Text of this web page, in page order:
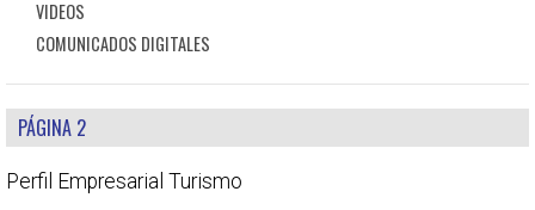
VIDEOS
COMUNICADOS DIGITALES
PÁGINA 2
Perfil Empresarial Turismo